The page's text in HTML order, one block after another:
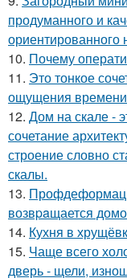
продуманного и
10. Почему
11. Это тонкое
ощущения
12. Дом на скале -
сочетание
строение словно
скалы.
13.
возвpaщается
14. Кухня в
15. Чаще всего
дверь - щели,